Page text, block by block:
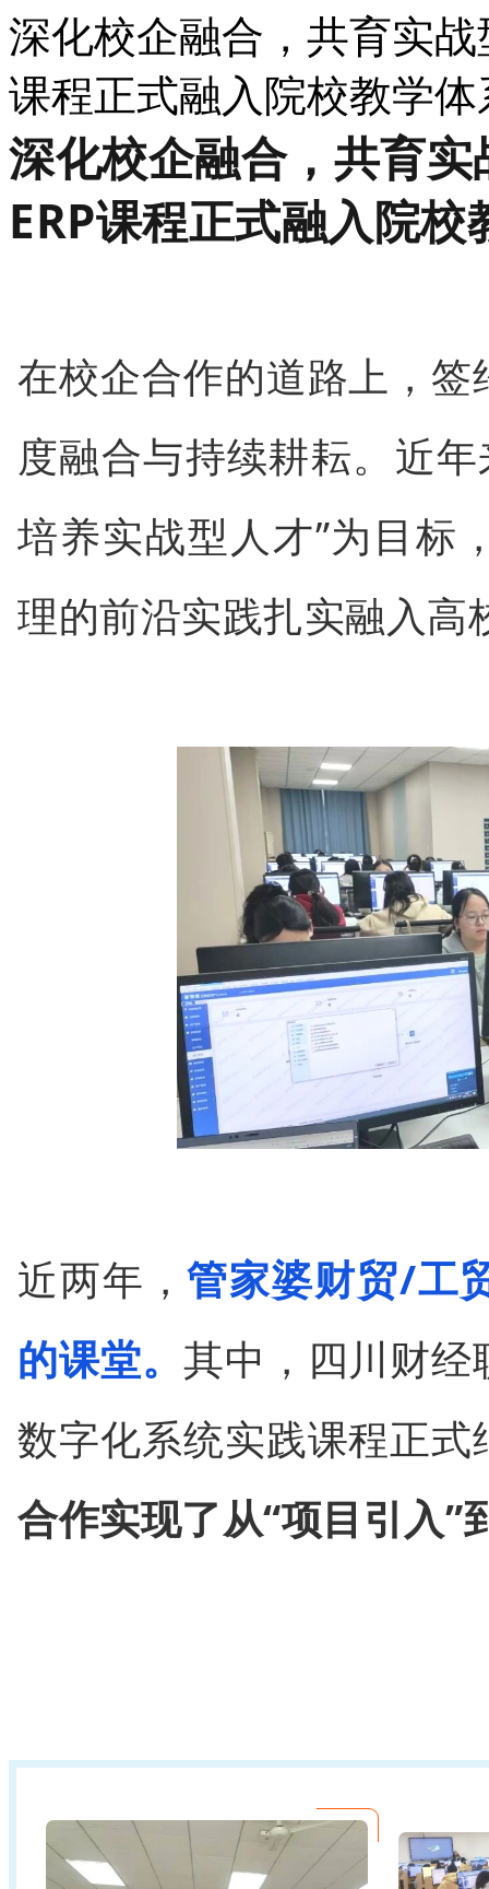
深化校企融合，共育实
课程正式融入院校教学体
深化校企融合，共育
ERP课程正式融入院校
在校企合作的道路上，
度融合与持续耕耘。近
培养实战型人才”为目标
理的前沿实践扎实融入高
近两年，管家婆财贸/工
的课堂。 其中，四川财
数字化系统实践课程正
合作实现了从“项目引入”